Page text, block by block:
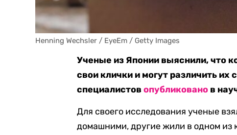
Henning Wechsler / EyeEm / Getty Images
Ученые из Японии выяснили, что
свои клички и могут различить
специалистовопубликовано в
Для своего исследования ученые
домашними, другие жили в одном из